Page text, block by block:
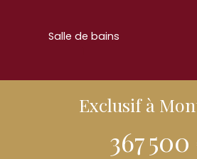
Salle de bains
Exclusif à
367 500